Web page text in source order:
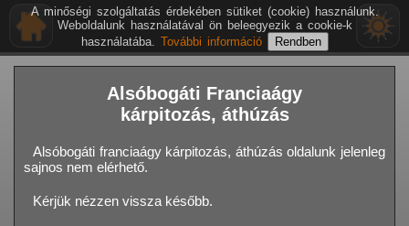
Alsóbogáti Franciaágy
kárpitozás, áthúzás
Alsóbogáti franciaágy kárpitozás, áthúzás oldalunk jelenleg
sajnos nem elérhető.
Kérjük nézzen vissza később.
A minőségi szolgáltatás érdekében sütiket (cookie) használunk.
Weboldalunk használatával ön beleegyezik a cookie-k
használatába. További információ